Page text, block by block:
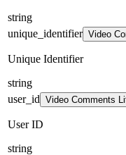
string
unique_identifier Video
Unique Identifier
string
user_id Video Comments
User ID
string